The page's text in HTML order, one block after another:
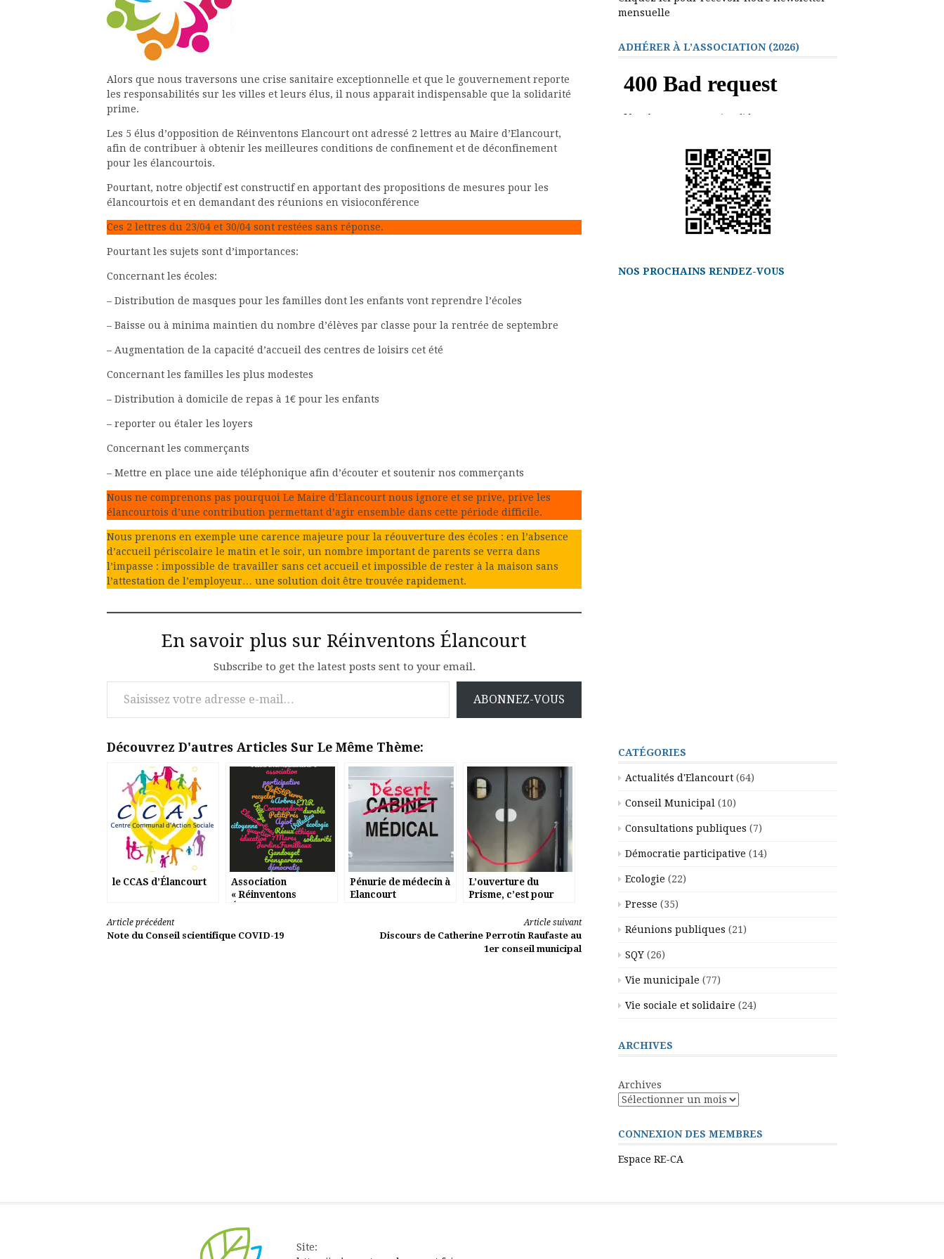
Alors que nous traversons une crise sanitaire exceptionnelle et que le gouvernement reporte
les responsabilités sur les villes et leurs élus, il nous apparait indispensable que la solidarité
prime.
Les 5 élus d’opposition de Réinventons Elancourt ont adressé 2 lettres au Maire d’Elancourt,
afin de contribuer à obtenir les meilleures conditions de confinement et de déconfinement
pour les élancourtois.
Pourtant, notre objectif est constructif en apportant des propositions de mesures pour les
élancourtois et en demandant des réunions en visioconférence
Ces 2 lettres du 23/04 et 30/04 sont restées sans réponse.
Pourtant les sujets sont d’importances:
Concernant les écoles:
– Distribution de masques pour les familles dont les enfants vont reprendre l’écoles
– Baisse ou à minima maintien du nombre d’élèves par classe pour la rentrée de septembre
– Augmentation de la capacité d’accueil des centres de loisirs cet été
Concernant les familles les plus modestes
– Distribution à domicile de repas à 1€ pour les enfants
– reporter ou étaler les loyers
Concernant les commerçants
– Mettre en place une aide téléphonique afin d’écouter et soutenir nos commerçants
Nous ne comprenons pas pourquoi Le Maire d’Elancourt nous ignore et se prive, prive les
élancourtois d’une contribution permettant d’agir ensemble dans cette période difficile.
Nous prenons en exemple une carence majeure pour la réouverture des écoles : en l’absence
d’accueil périscolaire le matin et le soir, un nombre important de parents se verra dans
l’impasse : impossible de travailler sans cet accueil et impossible de rester à la maison sans
l’attestation de l’employeur… une solution doit être trouvée rapidement.
En savoir plus sur Réinventons Élancourt
Subscribe to get the latest posts sent to your email.
Saisissez votre adresse e-mail…
ABONNEZ-VOUS
Découvrez D'autres Articles Sur Le Même Thème:
le CCAS d’Élancourt
Association
« Réinventons
Pénurie de médecin à
Elancourt
L’ouverture du
Prisme, c’est pour
Lire
Article précédent
Note du Conseil scientifique COVID-19
Article suivant
Discours de Catherine Perrotin Raufaste au
1er conseil municipal
mensuelle
ADHÉRER À L’ASSOCIATION (2026)
NOS PROCHAINS RENDEZ-VOUS
CATÉGORIES
Actualités d'Elancourt (64)
Conseil Municipal (10)
Consultations publiques (7)
Démocratie participative (14)
Ecologie (22)
Presse (35)
Réunions publiques (21)
SQY (26)
Vie municipale (77)
Vie sociale et solidaire (24)
ARCHIVES
Archives
CONNEXION DES MEMBRES
Espace RE-CA
Site: